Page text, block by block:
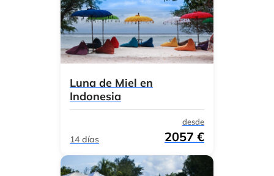
Luna de Miel en
Indonesia
14 días
desde
2057 €